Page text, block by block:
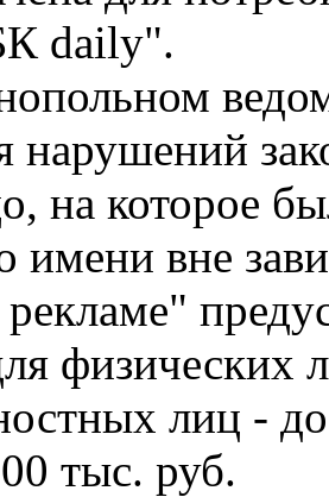
daily".
нарушений
на которое
имени вне
физических
лиц -
тыс. руб.